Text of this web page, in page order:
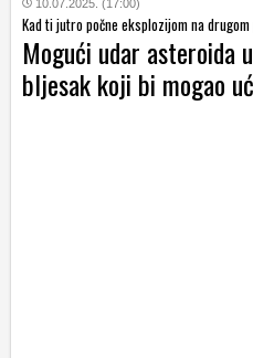
10.07.2025. (17:00)
Kad ti jutro počne eksplozijom na
Mogući udar asteroida
bljesak koji bi mogao